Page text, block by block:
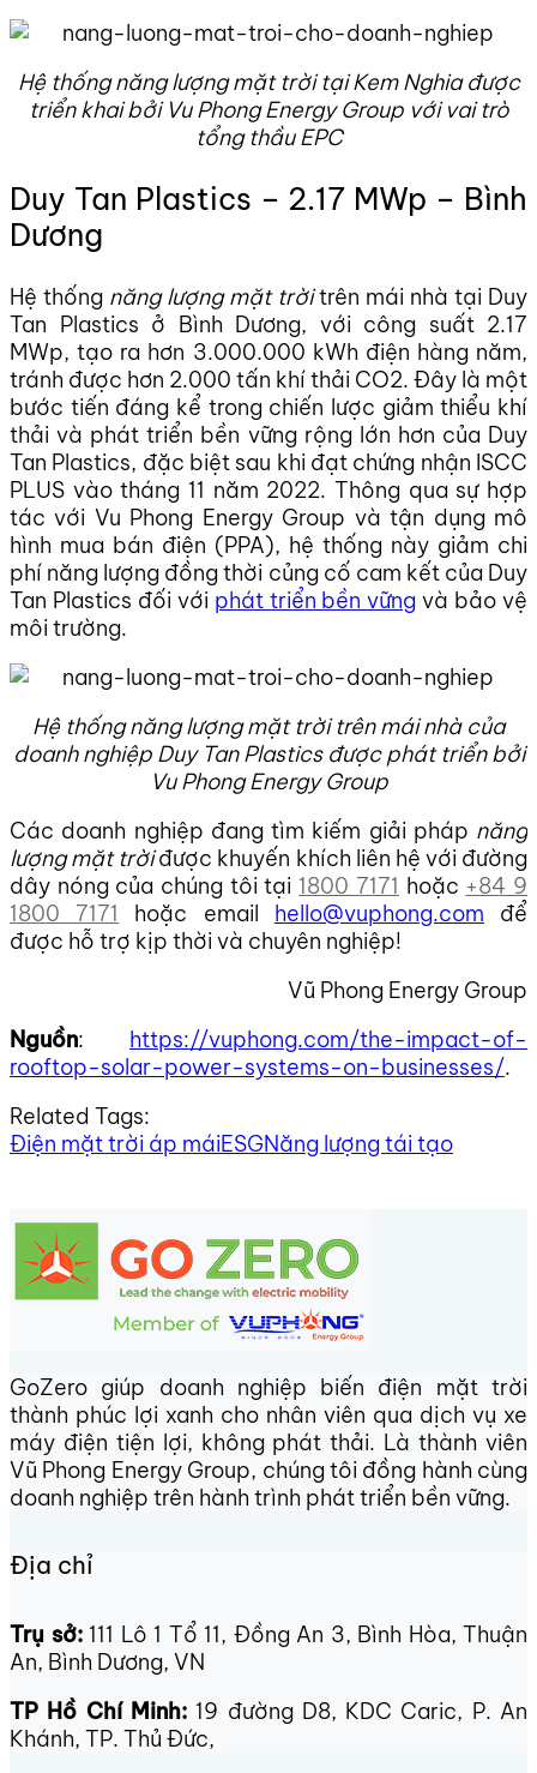
Hệ thống năng lượng mặt trời tại Kem Nghia được
triển khai bởi Vu Phong Energy Group với vai trò
tổng thầu EPC
Duy Tan Plastics – 2.17 MWp – Bình
Dương
Hệ thống năng lượng mặt trờitrên mái nhà tại Duy
Tan Plastics ở Bình Dương, với công suất 2.17
MWp, tạo ra hơn 3.000.000 kWh điện hàng năm,
tránh được hơn 2.000 tấn khí thải CO2. Đây là một
bước tiến đáng kể trong chiến lược giảm thiểu khí
thải và phát triển bền vững rộng lớn hơn của Duy
Tan Plastics, đặc biệt sau khi đạt chứng nhận ISCC
PLUS vào tháng 11 năm 2022. Thông qua sự hợp
tác với Vu Phong Energy Group và tận dụng mô
hình mua bán điện (PPA), hệ thống này giảm chi
phí năng lượng đồng thời củng cố cam kết của Duy
Tan Plastics đối với phát triển bền vững và bảo vệ
môi trường.
Hệ thống năng lượng mặt trời trên mái nhà của
doanh nghiệp Duy Tan Plastics được phát triển bởi
Vu Phong Energy Group
Các doanh nghiệp đang tìm kiếm giải pháp năng
lượng mặt trờiđược khuyến khích liên hệ với đường
dây nóng của chúng tôi tại 1800 7171 hoặc +84 9
1800 7171 hoặc email hello@vuphong.com để
được hỗ trợ kịp thời và chuyên nghiệp!
Vũ Phong Energy Group
Nguồn: https://vuphong.com/the-impact-of-
rooftop-solar-power-systems-on-businesses/.
Related Tags:
Điện mặt trời áp máiESGNăng lượng tái tạo
GoZero giúp doanh nghiệp biến điện mặt trời
thành phúc lợi xanh cho nhân viên qua dịch vụ xe
máy điện tiện lợi, không phát thải. Là thành viên
Vũ Phong Energy Group, chúng tôi đồng hành cùng
doanh nghiệp trên hành trình phát triển bền vững.
Địa chỉ
Trụ sở:111 Lô 1 Tổ 11, Đồng An 3, Bình Hòa, Thuận
An, Bình Dương, VN
TP Hồ Chí Minh:19 đường D8, KDC Caric, P. An
Khánh, TP. Thủ Đức,